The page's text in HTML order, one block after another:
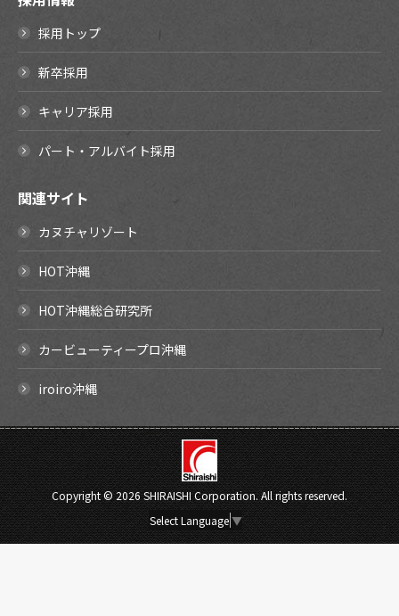
採用トップ
新卒採用
キャリア採用
パート・アルバイト採用
関連サイト
カヌチャリゾート
HOT沖縄
HOT沖縄総合研究所
カービューティープロ沖縄
iroiro沖縄
Copyright ©2026 SHIRAISHI Corporation. All rights reserved.
Select Language ▼